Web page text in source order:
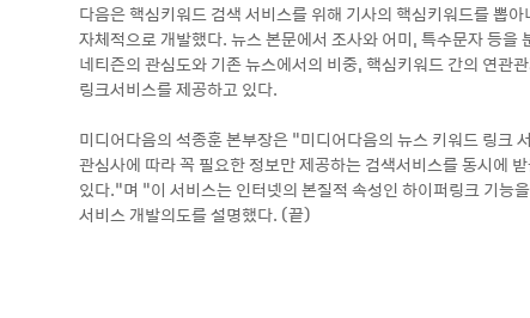
다음은 핵심키워드 검색 서비스를 위해 기사의 핵심키워드를 뽑
자체적으로 개발했다. 뉴스 본문에서 조사와 어미, 특수문자 등을
네티즌의 관심도와 기존 뉴스에서의 비중, 핵심키워드 간의 연관
링크서비스를 제공하고 있다.
미디어다음의 석종훈 본부장은 “미디어다음의 뉴스 키워드 링크
관심사에 따라 꼭 필요한 정보만 제공하는 검색서비스를 동시에
있다.”며 “이 서비스는 인터넷의 본질적 속성인 하이퍼링크 기능
서비스 개발의도를 설명했다. (끝)